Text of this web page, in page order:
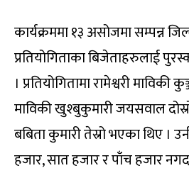
कार्यक्रममा १३ असोजमा सम्पन्न
प्रतियोगिताका बिजेताहरुलाई
। प्रतियोगितामा रामेश्वरी माविकी
माविकी खुश्बुकुमारी जयसवाल
बबिता कुमारी तेस्रो भएका थिए ।
हजार, सात हजार र पाँच हजार